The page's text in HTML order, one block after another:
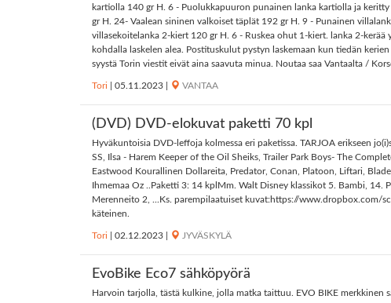
kartiolla 140 gr H. 6 - Puolukkapuuron punainen lanka kartiolla ja
gr H. 24- Vaalean sininen valkoiset täplät 192 gr H. 9 - Punainen
villasekoitelanka 2-kiert 120 gr H. 6 - Ruskea ohut 1-kiert. lanka 2-
kohdalla laskelen alea. Postituskulut pystyn laskemaan kun tiedän
syystä Torin viestit eivät aina saavuta minua. Noutaa saa Vantaalta /
Tori 05.11.2023 VANTAA
(DVD) DVD-elokuvat paketti 70 kpl
Hyväkuntoisia DVD-leffoja kolmessa eri paketissa. TARJOA erikseen
SS, Ilsa - Harem Keeper of the Oil Sheiks, Trailer Park Boys- The
Eastwood Kourallinen Dollareita, Predator, Conan, Platoon, Liftari,
Ihmemaa Oz ..Paketti 3: 14 kplMm. Walt Disney klassikot 5. Bambi, 14.
Merenneito 2, ...Ks. parempilaatuiset kuvat:https://
käteinen.
Tori 02.12.2023 JYVÄSKYLÄ
EvoBike Eco7 sähköpyörä
Harvoin tarjolla, tästä kulkine, jolla matka taittuu. EVO BIKE